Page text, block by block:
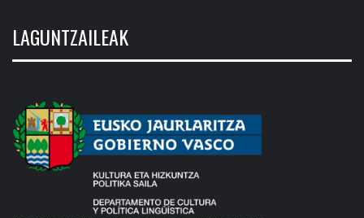
LAGUNTZAILEAK